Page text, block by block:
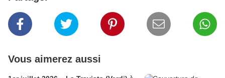
Vous aimerez aussi